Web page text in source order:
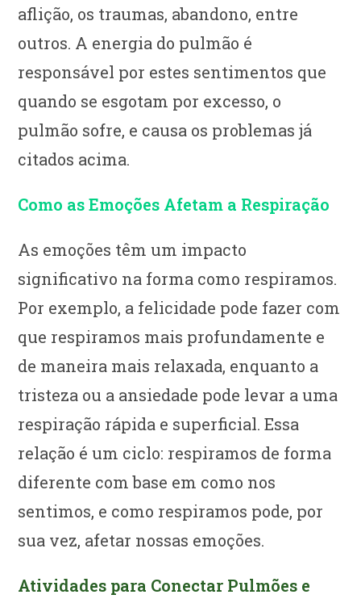
aflição, os traumas, abandono, entre
outros. A energia do pulmão é
responsável por estes sentimentos que
quando se esgotam por excesso, o
pulmão sofre, e causa os problemas já
citados acima.
Como as Emoções Afetam a Respiração
As emoções têm um impacto
significativo na forma como respiramos.
Por exemplo, a felicidade pode fazer com
que respiramos mais profundamente e
de maneira mais relaxada, enquanto a
tristeza ou a ansiedade pode levar a uma
respiração rápida e superficial. Essa
relação é um ciclo: respiramos de forma
diferente com base em como nos
sentimos, e como respiramos pode, por
sua vez, afetar nossas emoções.
Atividades para Conectar Pulmões e